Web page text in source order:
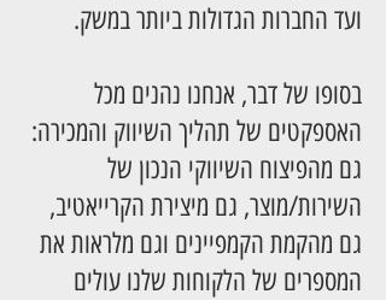
ועד החברות הגדולות ביותר במשק.
בסופו של דבר, אנחנו נהנים מכל
האספקטים של תהליך השיווק והמכירה:
גם מהפיצוח השיווקי הנכון של
השירות/מוצר, גם מיצירת הקרייאטיב,
גם מהקמת הקמפיינים וגם מלראות את
המספרים של הלקוחות שלנו עולים